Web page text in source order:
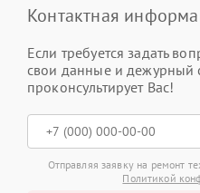
Контактная
Если требуется задать
свои данные и дежурный
проконсультирует Вас!
Отправляя заявку на ремонт
Политикой